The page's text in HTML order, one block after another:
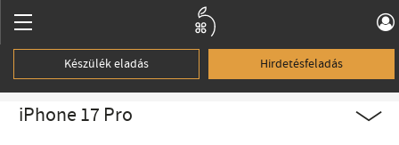
Készülék eladás Hirdetésfeladás
iPhone 17 Pro